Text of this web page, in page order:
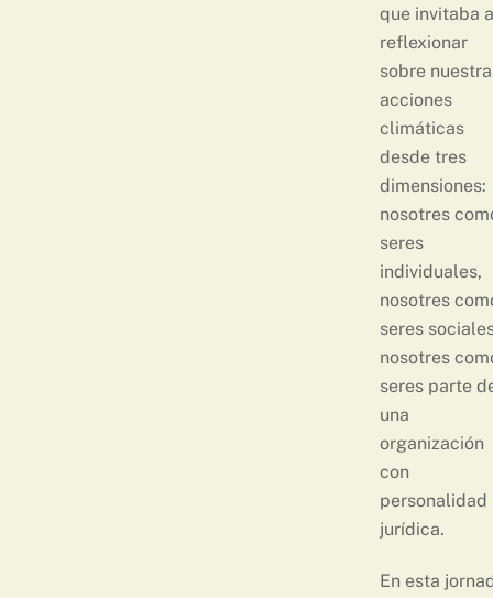
que invitaba a
reflexionar
sobre
acciones
climáticas
desde tres
dimensiones:
nosotres
seres
individuales,
nosotres
seres
nosotres
seres parte
una
organización
con
personalidad
jurídica.
En esta